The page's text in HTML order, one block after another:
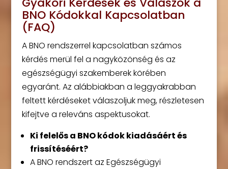
BNO Kódokkal Kapcsolatban
(FAQ)
A BNO rendszerrel kapcsolatban számos
kérdés merül fel a nagyközönség és az
egészségügyi szakemberek körében
egyaránt. Az alábbiakban a leggyakrabban
feltett kérdéseket válaszoljuk meg, részletesen
kifejtve a releváns aspektusokat.
Ki felelős a BNO kódok kiadásáért és
frissítéséért?
A BNO rendszert az Egészségügyi